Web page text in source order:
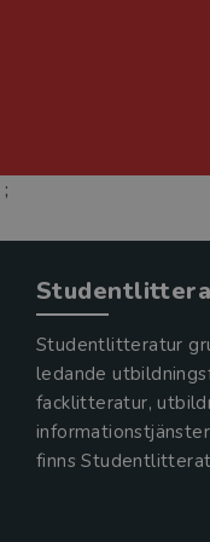
;
Studentlitteratur
ledande
facklitteratur,
finns